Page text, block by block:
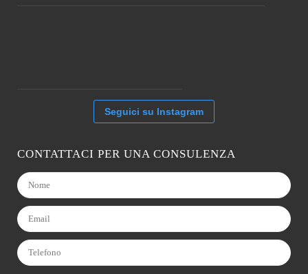
Seguici su Instagram
CONTATTACI PER UNA CONSULENZA